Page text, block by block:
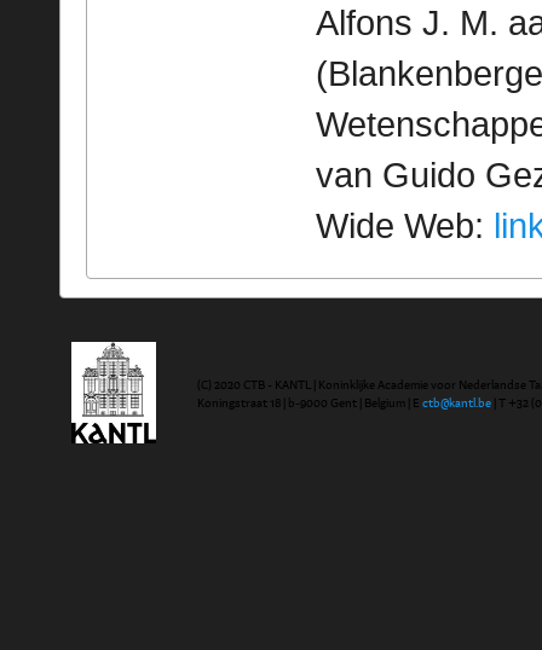
Alfons J. M.
van Guido
Wide Web:
(C) 2020 CTB - KANTL | Koninklijke Academie voor Nederlandse
Koningstraat 18 | b-9000 Gent | Belgium | E ctb@kantl.be | T +32